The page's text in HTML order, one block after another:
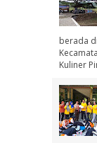
berada
Kuliner